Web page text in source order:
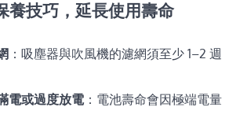
養技巧，延長使用壽命
：吸塵器與吹風機的濾網須至少 1–2 週
電或過度放電：電池壽命會因極端電量